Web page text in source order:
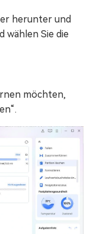
herunter und
wählen Sie die
möchten,